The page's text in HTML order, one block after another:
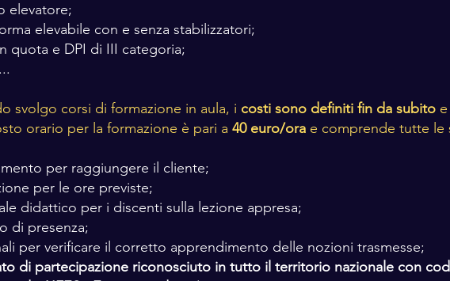
elevatore;
elevabile con e senza stabilizzatori;
quota e DPI di III categoria;
svolgo corsi di formazione in aula, i costi sono definiti fin da subito
orario per la formazione è pari a 40 euro/ora e comprende tutte le
per raggiungere il cliente;
per le ore previste;
didattico per i discenti sulla lezione appresa;
di presenza;
per verificare il corretto apprendimento delle nozioni trasmesse;
di partecipazione riconosciuto in tutto il territorio nazionale con